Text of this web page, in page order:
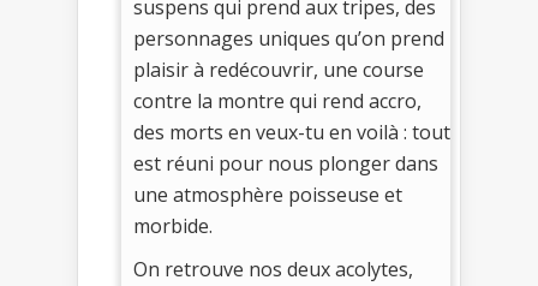
suspens qui prend aux tripes, des
personnages uniques qu’on prend
plaisir à redécouvrir, une course
contre la montre qui rend accro,
des morts en veux-tu en voilà : tout
est réuni pour nous plonger dans
une atmosphère poisseuse et
morbide.
On retrouve nos deux acolytes,